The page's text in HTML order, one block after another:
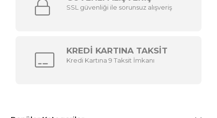
SSL güvenliği ile sorunsuz alışveriş
KREDİ KARTINA TAKSİT
Kredi Kartına 9 Taksit İmkanı